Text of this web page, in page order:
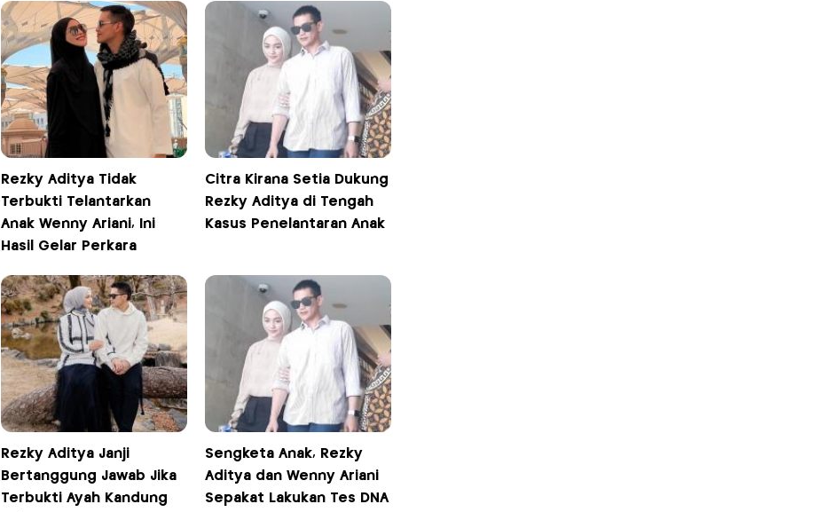
Rezky Aditya Tidak
Terbukti Telantarkan
Anak Wenny Ariani, Ini
Hasil Gelar Perkara
Citra Kirana Setia Dukung
Rezky Aditya di Tengah
Kasus Penelantaran Anak
Rezky Aditya Janji
Bertanggung Jawab Jika
Terbukti Ayah Kandung
Sengketa Anak, Rezky
Aditya dan Wenny Ariani
Sepakat Lakukan Tes DNA